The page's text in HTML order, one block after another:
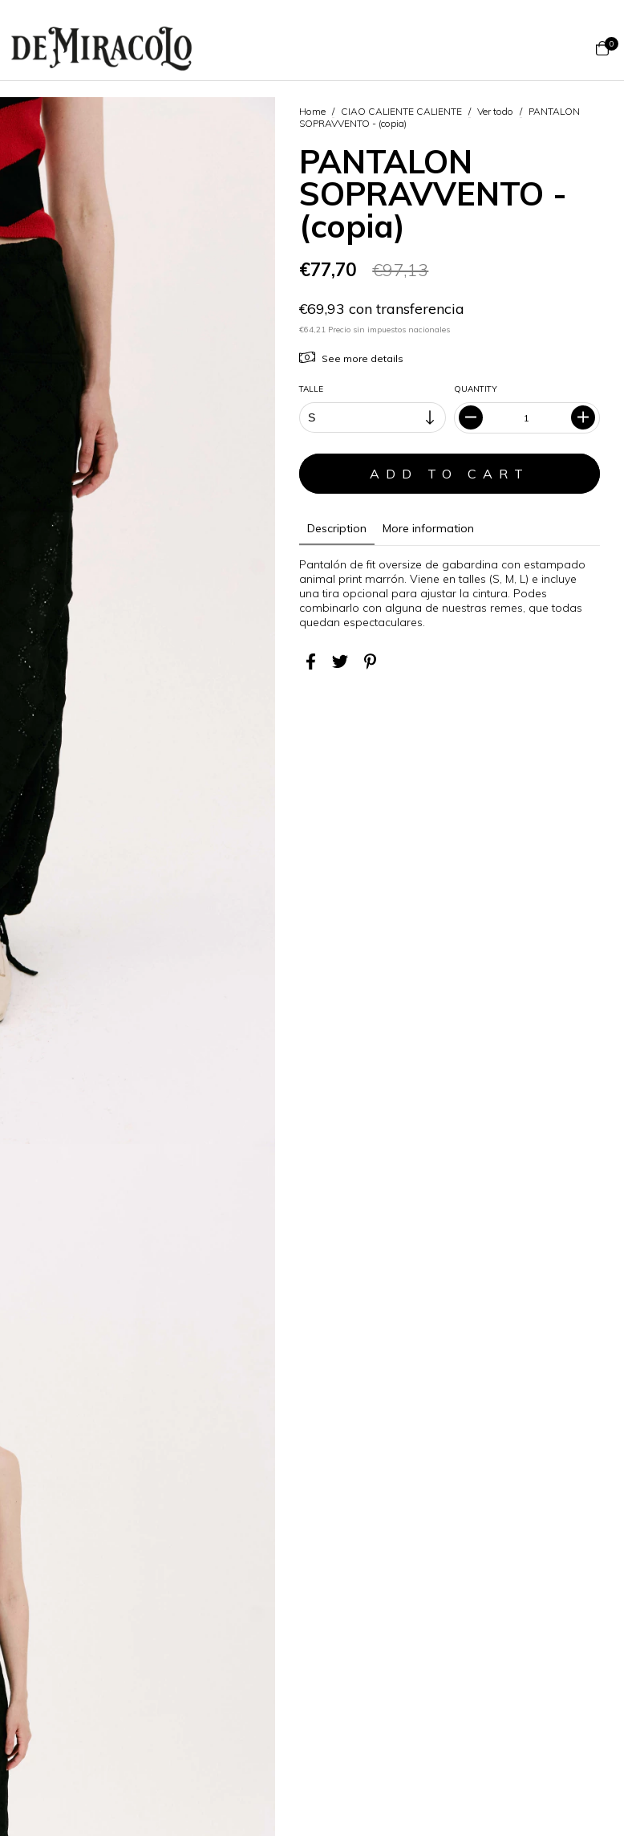
0
Home / CIAO CALIENTE CALIENTE / Ver todo / PANTALON
SOPRAVVENTO - (copia)
PANTALON
SOPRAVVENTO -
(copia)
€77,70 €97,13
€69,93 con transferencia
€64,21 Precio sin impuestos nacionales
See more details
TALLE QUANTITY
Description More information
Pantalón de fit oversize de gabardina con estampado
animal print marrón. Viene en talles (S, M, L) e incluye
una tira opcional para ajustar la cintura. Podes
combinarlo con alguna de nuestras remes, que todas
quedan espectaculares.